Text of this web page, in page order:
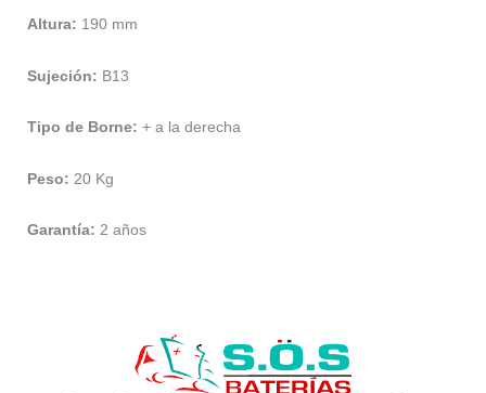
Altura: 190 mm
Sujeción: B13
Tipo de Borne: + a la derecha
Peso: 20 Kg
Garantía: 2 años